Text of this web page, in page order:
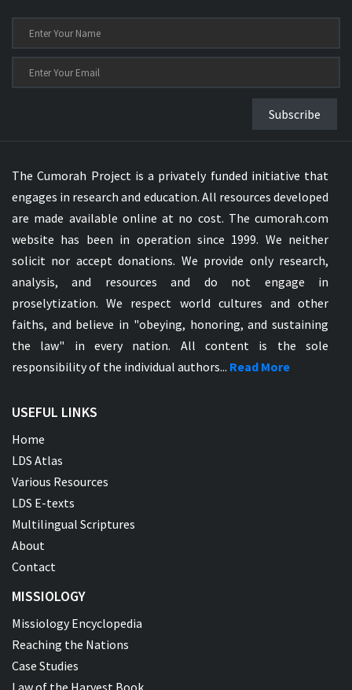
Subscribe
The Cumorah Project is a privately funded initiative that
engages in research and education. All resources developed
are made available online at no cost. The cumorah.com
website has been in operation since 1999. We neither
solicit nor accept donations. We provide only research,
analysis, and resources and do not engage in
proselytization. We respect world cultures and other
faiths, and believe in "obeying, honoring, and sustaining
the law" in every nation. All content is the sole
responsibility of the individual authors... Read More
USEFUL LINKS
Home
LDS Atlas
Various Resources
LDS E-texts
Multilingual Scriptures
About
Contact
MISSIOLOGY
Missiology Encyclopedia
Reaching the Nations
Case Studies
Law of the Harvest Book